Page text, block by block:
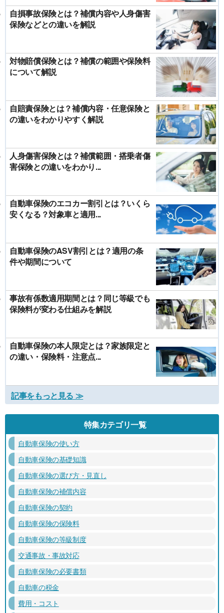
自損事故保険とは？補償内容や人身傷害
保険などとの違いを解説
対物賠償保険とは？補償の範囲や保険料
について解説
自賠責保険とは？補償内容・任意保険と
の違いをわかりやすく解説
人身傷害保険とは？補償範囲・搭乗者傷
害保険との違いをわかり...
自動車保険のエコカー割引とは？いくら
安くなる？対象車と適用...
自動車保険のASV割引とは？適用の条
件や期間について
事故有係数適用期間とは？同じ等級でも
保険料が変わる仕組みを解説
自動車保険の本人限定とは？家族限定と
の違い・保険料・注意点...
記事をもっと見る ≫
特集カテゴリ一覧
自動車保険の使い方
自動車保険の基礎知識
自動車保険の選び方・見直し
自動車保険の補償内容
自動車保険の契約
自動車保険の保険料
自動車保険の等級制度
交通事故・事故対応
自動車保険の必要書類
自動車の税金
費用・コスト